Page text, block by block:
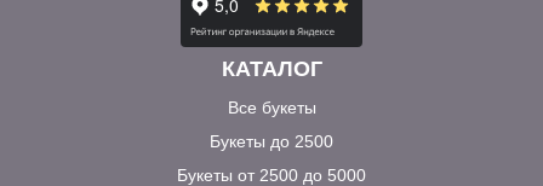
КАТАЛОГ
Все букеты
Букеты до 2500
Букеты от 2500 до 5000